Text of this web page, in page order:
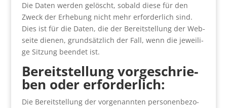
Die Daten wer­den gelöscht, sobald die­se für den
Zweck der Erhe­bung nicht mehr erfor­der­lich sind.
Dies ist für die Daten, die der Bereit­stel­lung der Web­
sei­te die­nen, grund­sätz­lich der Fall, wenn die jewei­li­
ge Sit­zung been­det ist.
Bereit­stel­lung vor­ge­schrie­
ben oder erfor­der­lich:
Die Bereit­stel­lung der vor­ge­nann­ten per­so­nen­be­zo­